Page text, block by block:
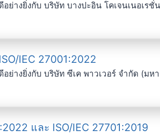
างยิ่งกับ บริษัท บางปะอิน โคเจนเนอเรชั่
IEC 27001:2022
ย่างยิ่งกับ บริษัท ซีเค พาวเวอร์ จำกัด (มห
และ ISO/IEC 27701:2019